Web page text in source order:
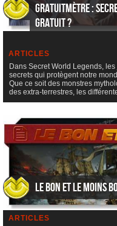
Gratuitmètre :
gratuit ?
ARTICLES
Dans Secret World Legends,
secrets qui protègent notre
Que ce soit des monstres
des extra-terrestres, les
Le bon et le moins
ARTICLES